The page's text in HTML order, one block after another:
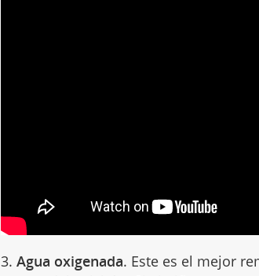
3.Agua oxigenada. Este es el mejor